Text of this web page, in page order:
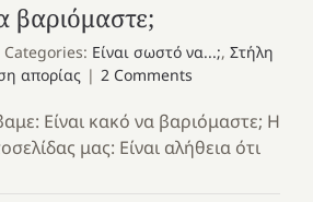
βαριόμαστε;
Categories: Είναι σωστό να...;, Στήλη
απορίας | 2 Comments
Είναι κακό να βαριόμαστε; Η
μας: Είναι αλήθεια ότι